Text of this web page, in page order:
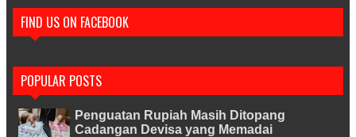
FIND US ON FACEBOOK
POPULAR POSTS
Penguatan Rupiah Masih Ditopang
Cadangan Devisa yang Memadai